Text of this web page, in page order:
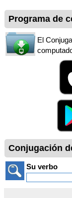
Programa de
El
Conjugación
Su verbo